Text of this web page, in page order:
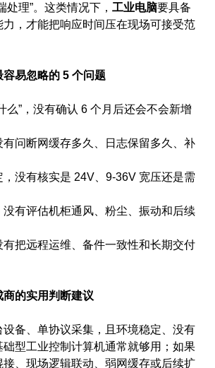
处理”。这类情况下， 工业电脑要具备
，才能把响应时间压在现场可接受范
易忽略的 5 个问题
么”，没有确认 6 个月后还会不会新增
有问断网缓存多久、日志保留多久、补
没有核实是 24V、9-36V 宽压还是需
没有评估机柜通风、粉尘、振动和后续
有把远程运维、备件一致性和长期交付
的实用判断建议
备、单协议采集，且环境稳定、没有
础型工业控制计算机通常就够用；如果
、现场逻辑联动、弱网缓存或后续扩